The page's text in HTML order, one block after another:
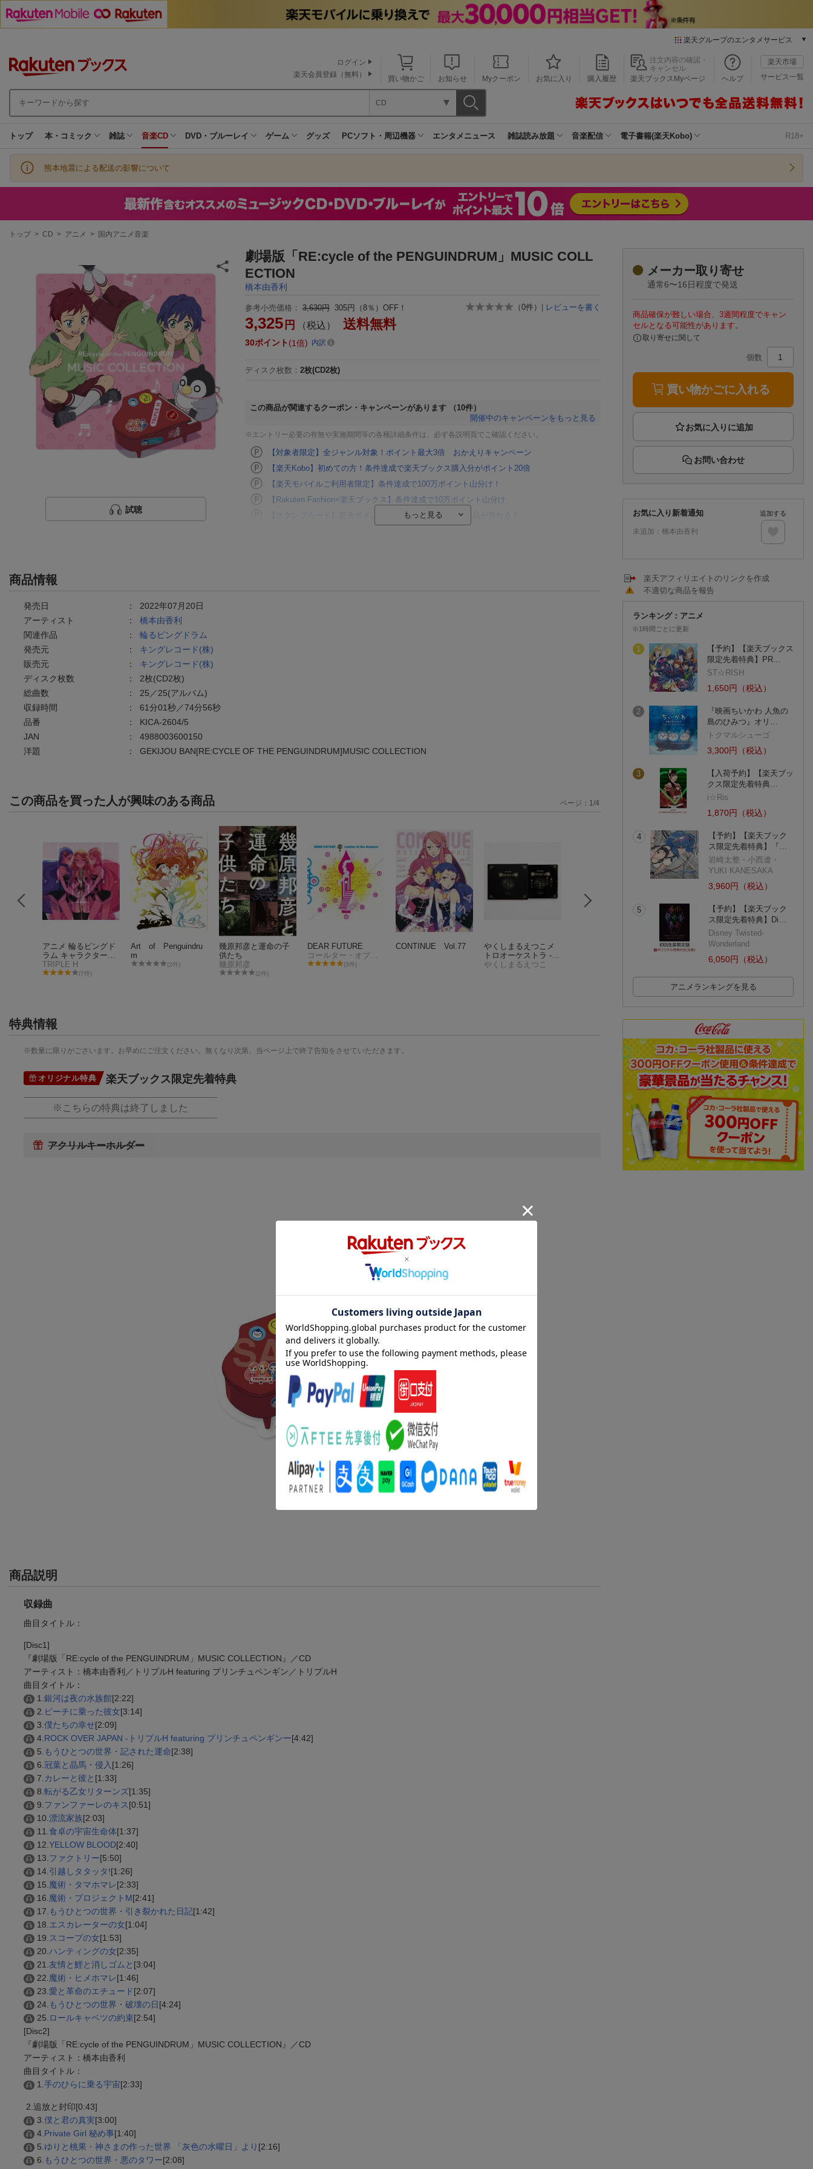
楽天グループのエンタメサービス
本/ゲーム/CD/DVD
楽天ブックス
楽天Kobo
楽天チケット
エンタメニュース
推し楽
買い物かご お知らせ Myクーポン お気に入り 購入履歴
注文内容の確認・
キャンセル
楽天ブックスMyページ
ヘルプ
楽天市場
サービス一覧
ログイン
楽天会員登録（無料）
CD
トップ 本・コミック 雑誌 音楽CD DVD・ブルーレイ ゲーム グッズ PCソフト・周辺機器 エンタメニュース 雑誌読み放題 音楽配信 電子書籍(楽天Kobo) R18+
熊本地震による配送の影響について
現
トップ > CD > アニメ > 国内アニメ音楽
試聴
劇場版「RE:cycle of the PENGUINDRUM」MUSIC COLL
ECTION
橋本由香利
（0件） | レビューを書く
参考小売価格： 3,630円 305円（8％）OFF！
3,325 円 （税込） 送料無料
30ポイント 1倍 内訳
ディスク枚数 ： 2枚(CD2枚)
この商品が関連するクーポン・キャンペーンがあります
（10件）
開催中のキャンペーンをもっと見る
※エントリー必要の有無や実施期間等の各種詳細条件は、必ず各説明頁でご確認ください。
【対象者限定】全ジャンル対象！ポイント最大3倍 おかえりキャンペーン
【楽天Kobo】初めての方！条件達成で楽天ブックス購入分がポイント20倍
【楽天モバイルご利用者限定】条件達成で100万ポイント山分け！
【Rakuten Fashion×楽天ブックス】条件達成で10万ポイント山分け
【スタンプカード】楽天ポイントもらえる＆抽選で豪華景品が当たる！
商品情報
発売日 ： 2022年07月20日
アーティスト
： 橋本由香利
関連作品
： 輪るピングドラム
発売元
： キングレコード(株)
販売元
： キングレコード(株)
ディスク枚数
： 2枚(CD2枚)
総曲数
： 25／25(アルバム)
収録時間
： 61分01秒／74分56秒
品番
： KICA-2604/5
JAN
： 4988003600150
洋題
： GEKIJOU BAN[RE:CYCLE OF THE PENGUINDRUM]MUSIC COLLECTION
この商品を買った人が興味のある商品
アニメ 輪るピングド
ラム キャラクターソ
ングアルバム::「HH
H」
TRIPLE H
(7件)
Art of Penguindru
m
(2件)
幾原邦彦と運命の子
供たち
幾原邦彦
(2件)
DEAR FUTURE
(3件)
CONTINUE Vol.77
やくしまるえつこメ
トロオーケストラ -
僕の存在証明 (ゴール
やくしまるえつこ
輪るピングドラム星
野リリィアートワー
ァビュラス・ア
ロジー
ページ： 1/4
特典情報
※数量に限りがございます。お早めにご注文ください。無くなり次第、当ページ上で終了告知をさせていただきます。
オリジナル特典 楽天ブックス限定先着特典
※こちらの特典は終了しました
アクリルキーホルダー
商品説明
収録曲
曲目タイトル：
[Disc1]
『劇場版「RE:cycle of the PENGUINDRUM」MUSIC COLLECTION』／CD
アーティスト：橋本由香利／トリプルH featuring プリンチュペンギン／トリプルH
曲目タイトル：
1. 銀河は夜の水族館[2:22]
2. ピーチに乗った彼女[3:14]
3. 僕たちの幸せ[2:09]
4. ROCK OVER JAPAN -トリプルH featuring プリンチュペンギンー[4:42]
5. もうひとつの世界・記された運命[2:38]
6. 冠葉と晶馬・侵入 [1:26]
7. カレーと彼と [1:33]
8. 転がる乙女リターンズ[1:35]
9. ファンファーレのキス[0:51]
10. 漂流家族[2:03]
11. 食卓の宇宙生命体[1:37]
12. YELLOW BLOOD[2:40]
13. ファクトリー[5:50]
14. 引越しタタッタ![1:26]
15. 魔術・タマホマレ[2:33]
16. 魔術・プロジェクトM[2:41]
17. もうひとつの世界・引き裂かれた日記[1:42]
18. エスカレーターの女[1:04]
19. スコープの女[1:53]
20. ハンティングの女[2:35]
21. 友情と鯉と消しゴムと [3:04]
22. 魔術・ヒメホマレ[1:46]
23. 愛と革命のエチュード[2:07]
24. もうひとつの世界・破壊の日 [4:24]
25. ロールキャベツの約束[2:54]
[Disc2]
『劇場版「RE:cycle of the PENGUINDRUM」MUSIC COLLECTION』／CD
アーティスト：橋本由香利
曲目タイトル：
1. 手のひらに乗る宇宙[2:33]
2.追放と封印[0:43]
3. 僕と君の真実[3:00]
4. Private Girl 秘め事[1:40]
5. ゆりと桃果・神さまの作った世界 「灰色の水曜日」より [2:16]
6. もうひとつの世界・悪のタワー[2:08]
メーカー取り寄せ
通常6〜16日程度で発送
商品確保が難しい場合、3週間程度でキャン
セルとなる可能性があります。
取り寄せに関して
個数
買い物かごに入れる
お問い合わせ
お気に入り新着通知
未追加： 橋本由香利
追加する
楽天アフィリエイトのリンクを作成
不適切な商品を報告
ランキング：アニメ
※1時間ごとに更新
1
【予約】【楽天ブックス
限定先着特典】PR…
ST☆RISH
1,650円（税込）
2
『映画ちいかわ 人魚の
島のひみつ』オリ…
トクマルシューゴ
3,300円（税込）
3
【入荷予約】【楽天ブッ
クス限定先着特典…
i☆Ris
1,870円（税込）
4
【予約】【楽天ブック
ス限定先着特典】『…
岩崎太整・小西遼・
YUKI KANESAKA
3,960円（税込）
5
【予約】【楽天ブック
ス限定先着特典】Di…
Disney Twisted-
Wonderland
6,050円（税込）
アニメランキングを見る